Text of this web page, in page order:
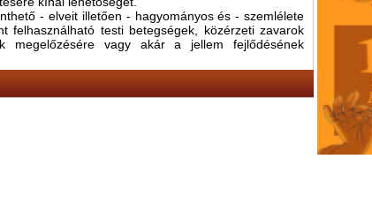
- elveit illetően - hagyományos és - szemlélete
felhasználható testi betegségek, közérzeti zavarok
megelőzésére vagy akár a jellem fejlődésének